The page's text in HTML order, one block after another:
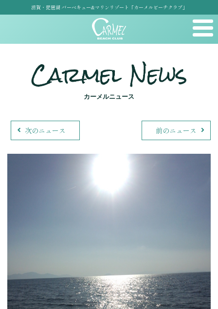
滋賀・琵琶湖 バーベキュー&マリンリゾート「カーメルビーチクラブ」
Carmel News
カーメルニュース
次のニュース 前のニュース